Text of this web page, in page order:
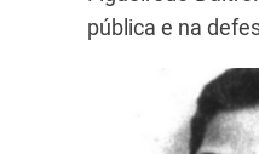
pública e na